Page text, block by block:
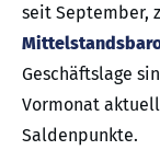
seit September,
Geschäftslage
Vormonat
Saldenpunkte.